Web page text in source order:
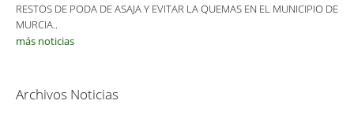
RESTOS DE PODA DE ASAJA Y EVITAR LA QUEMAS EN EL MUNICIPIO DE
MURCIA..
más noticias
Archivos Noticias